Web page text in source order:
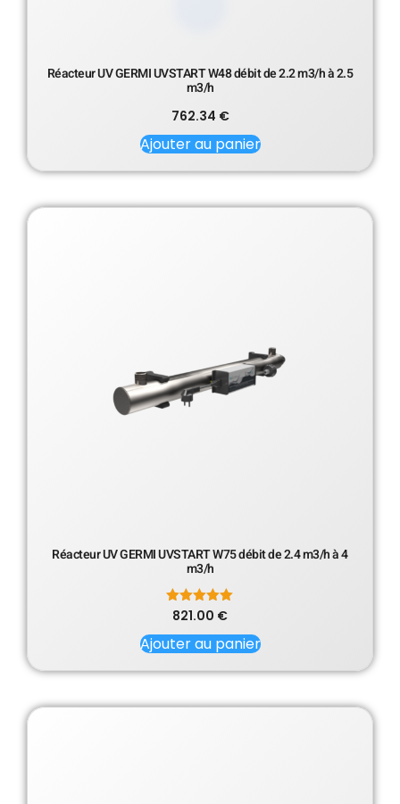
Réacteur UV GERMI UVSTART W48 débit de 2.2 m3/h à 2.5
m3/h
762.34 €
Ajouter au panier
Réacteur UV GERMI UVSTART W75 débit de 2.4 m3/h à 4
m3/h
Note
sur 5
821.00 €
Ajouter au panier